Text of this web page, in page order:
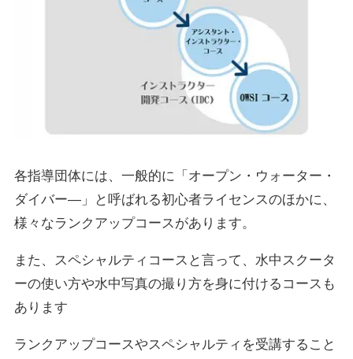
各指導団体には、一般的に「オープン・ウォーター・
ダイバー―」と呼ばれる初心者ライセンスのほかに、
様々なランクアップコースがあります。
また、スペシャルティコースと言って、水中スクータ
ーの使い方や水中写真の撮り方を身に付けるコースも
あります
ランクアップコースやスペシャルティを受講すること